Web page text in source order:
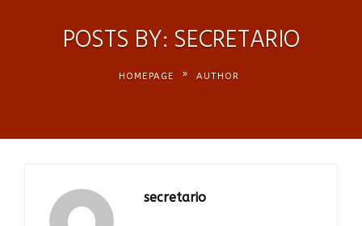
POSTS BY: SECRETARIO
HOMEPAGE » AUTHOR
secretario